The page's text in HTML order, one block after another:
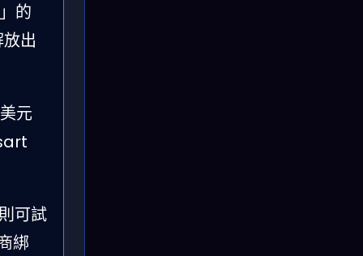
的
出
元
可試
綁